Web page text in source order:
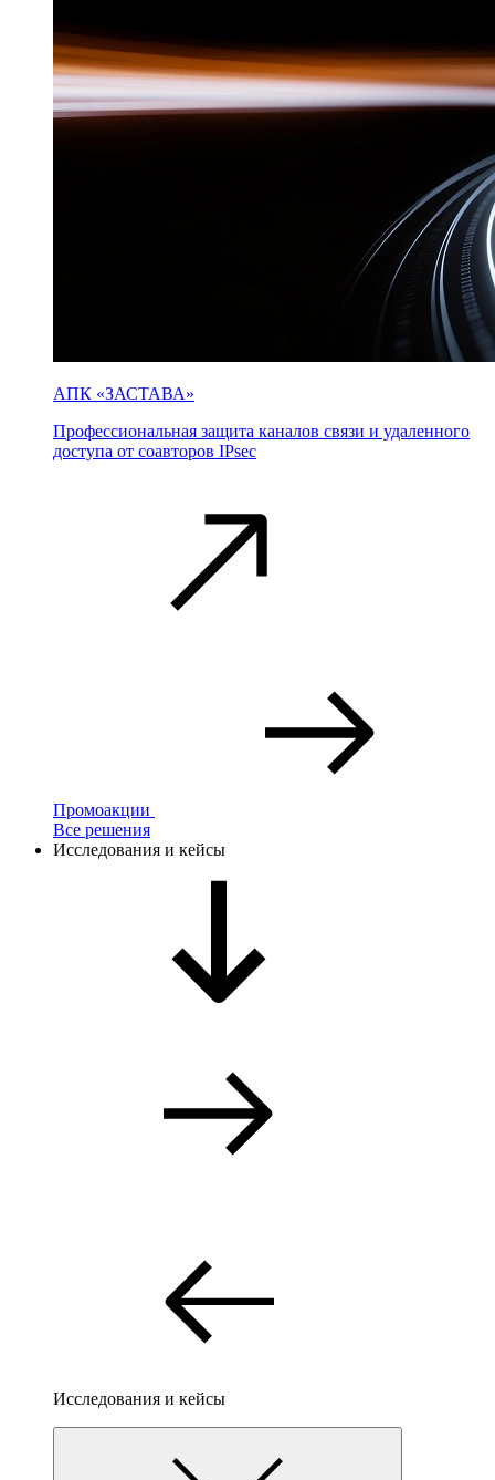
АПК «ЗАСТАВА»
Профессиональная защита каналов связи и удаленного
доступа от соавторов IPsec
Промоакции
Все решения
Исследования и кейсы
Исследования и кейсы